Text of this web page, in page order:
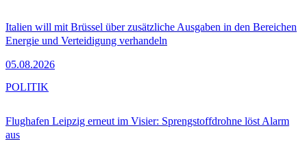
Italien will mit Brüssel über zusätzliche Ausgaben in den Bereichen
Energie und Verteidigung verhandeln
05.08.2026
Flughafen Leipzig erneut im Visier: Sprengstoffdrohne löst Alarm
aus
POLITIK